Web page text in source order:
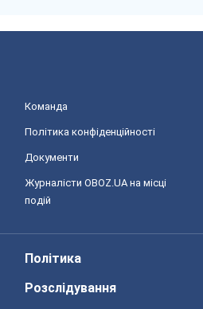
Команда
Політика конфіденційності
Документи
Журналісти OBOZ.UA на місці
подій
Політика
Розслідування